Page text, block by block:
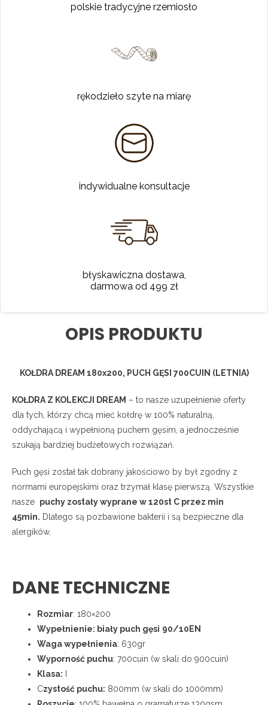
polskie tradycyjne rzemiosło
rękodzieło szyte na miarę
indywidualne konsultacje
błyskawiczna dostawa,
darmowa od 499 zł
OPIS PRODUKTU
KOŁDRA DREAM 180x200, PUCH GĘSI 700CUIN (LETNIA)
KOŁDRA Z KOLEKCJI DREAM – to nasze uzupełnienie oferty
dla tych, którzy chcą mieć kołdrę w 100% naturalną,
oddychającą i wypełnioną puchem gęsim, a jednocześnie
szukają bardziej budżetowych rozwiązań.
Puch gęsi został tak dobrany jakościowo by był zgodny z
normami europejskimi oraz trzymał klasę pierwszą. Wszystkie
nasze puchy zostały wyprane w 120st C przez min
45min. Dlatego są pozbawione bakterii i są bezpieczne dla
alergików.
DANE TECHNICZNE
Rozmiar: 180×200
Wypełnienie: biały puch gęsi 90/10EN
Waga wypełnienia: 630gr
Wyporność puchu: 700cuin (w skali do 900cuin)
Klasa:
Czystość puchu: 800mm (w skali do 1000mm)